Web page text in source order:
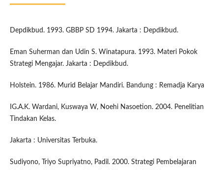
Depdikbud. 1993. GBBP SD 1994. Jakarta : Depdikbud.
Eman Suherman dan Udin S. Winatapura. 1993. Materi Pokok
Strategi Mengajar. Jakarta : Depdikbud.
Holstein. 1986. Murid Belajar Mandiri. Bandung : Remadja Karya
IG.A.K. Wardani, Kuswaya W, Noehi Nasoetion. 2004. Penelitian
Tindakan Kelas.
Jakarta : Universitas Terbuka.
Sudiyono, Triyo Supriyatno, Padil. 2000. Strategi Pembelajaran